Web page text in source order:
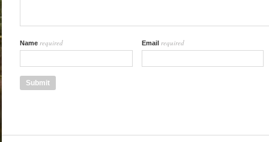
Name required Email required